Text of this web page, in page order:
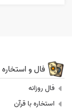
فال و استخاره
فال روزانه
استخاره با قرآن